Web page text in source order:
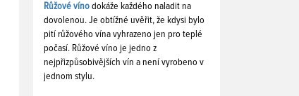
Růžové víno dokáže každého naladit na
dovolenou. Je obtížné uvěřit, že kdysi bylo
pití růžového vína vyhrazeno jen pro teplé
počasí. Růžové víno je jedno z
nejpřizpůsobivějších vín a není vyrobeno v
jednom stylu.